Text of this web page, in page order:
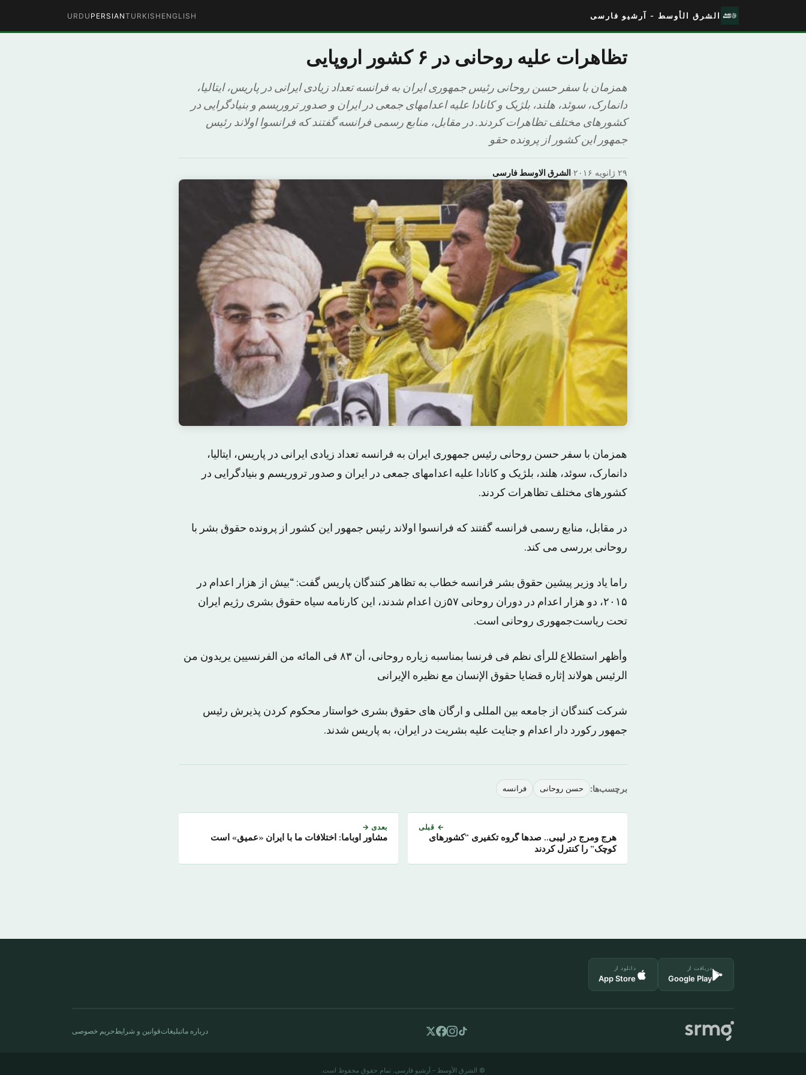
الشرق الأوسط - آرشیو فارسی ENGLISH
TURKISH
PERSIAN
URDU
تظاهرات علیه روحانی در ۶ کشور اروپایی
همزمان با سفر حسن روحانی رئیس جمهوری ایران به فرانسه تعداد زیادی ایرانی در پاریس، ایتالیا،
دانمارک، سوئد، هلند، بلژیک و کانادا علیه اعدامهای جمعی در ایران و صدور تروریسم و بنیادگرایی در
کشورهای مختلف تظاهرات کردند. در مقابل، منابع رسمی فرانسه گفتند که فرانسوا اولاند رئیس
جمهور این کشور از پرونده حقو
الشرق الاوسط فارسی· ۲۹ ژانویه ۲۰۱۶
همزمان با سفر حسن روحانی رئیس جمهوری ایران به فرانسه تعداد زیادی ایرانی در پاریس، ایتالیا،
دانمارک، سوئد، هلند، بلژیک و کانادا علیه اعدامهای جمعی در ایران و صدور تروریسم و بنیادگرایی در
کشورهای مختلف تظاهرات کردند.
در مقابل، منابع رسمی فرانسه گفتند که فرانسوا اولاند رئیس جمهور این کشور از پرونده حقوق بشر با
روحانی بررسی می کند.
راما یاد وزیر پیشین حقوق‌ بشر فرانسه خطاب به تظاهر کنندگان پاریس گفت: “بیش از هزار اعدام در
۲۰۱۵، دو هزار اعدام در دوران روحانی ۵۷زن اعدام شدند، این کارنامه سیاه حقوق ‌بشری رژیم ایران
تحت ریاست‌جمهوری روحانی است.
وأظهر استطلاع للرأی نظم فی فرنسا بمناسبه زیاره روحانی، أن ۸۳ فی المائه من الفرنسیین یریدون من
الرئیس هولاند إثاره قضایا حقوق الإنسان مع نظیره الإیرانی
شرکت کنندگان از جامعه بین المللی و ارگان های حقوق بشری خواستار محکوم کردن پذیرش رئیس
جمهور رکورد دار اعدام و جنایت علیه بشریت در ایران، به پاریس شدند.
برچسب‌ها: حسن روحانی فرانسه
← قبلی
هرج ومرج در لیبی.. صدها گروه تکفیری “کشورهای
کوچک” را کنترل کردند
بعدی →
مشاور اوباما: اختلافات ما با ایران «عمیق» است
دریافت از
Google Play
دانلود از
App Store
درباره ماتبلیغاتقوانین و شرایطحریم خصوصی
© الشرق الأوسط - آرشیو فارسی. تمام حقوق محفوظ است.